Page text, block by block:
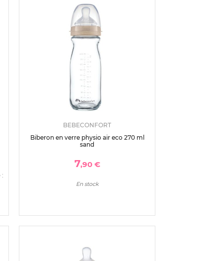
BEBECONFORT
Biberon en verre physio air eco 270 ml
sand
7,90 €
En stock